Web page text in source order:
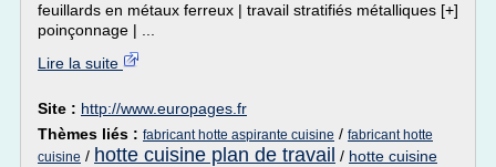
feuillards en métaux ferreux | travail stratifiés métalliques [+]
poinçonnage | ...
Lire la suite
Site : http://www.europages.fr
Thèmes liés : fabricant hotte aspirante cuisine / fabricant hotte
cuisine / hotte cuisine plan de travail / hotte cuisine